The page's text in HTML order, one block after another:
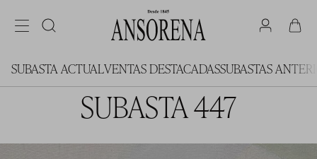
SUBASTA ACTUALVENTAS DESTACADASSUBASTAS
SUBASTA 447